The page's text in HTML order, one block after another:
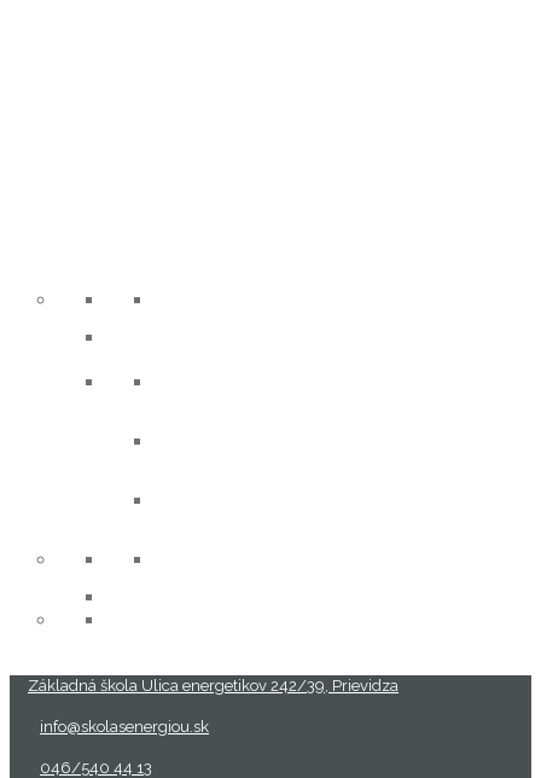
Základná škola Ulica energetikov 242/39, Prievidza
info@skolasenergiou.sk
046/540 44 13